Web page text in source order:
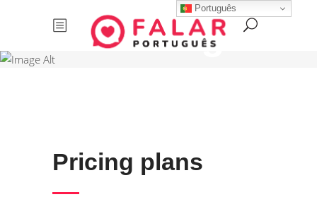
Pricing
Pricing plans
Português